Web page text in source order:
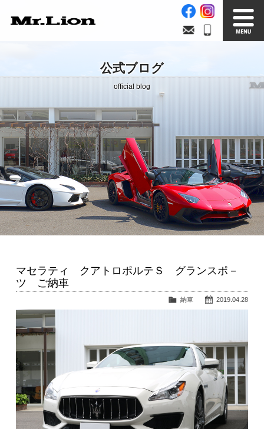
在庫車情報 買取無料査定
Factory
自社工場 サービス案内
Official Blog
公式ブログ
Company info.
会社案内
公式ブログ
official blog
マセラティ クアトロポルテＳ グランスポ－
ツ ご納車
2019.04.28
納車